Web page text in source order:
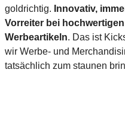
goldrichtig. Innovativ,
Vorreiter bei
Werbeartikeln. Das ist
wir Werbe- und
tatsächlich zum staunen